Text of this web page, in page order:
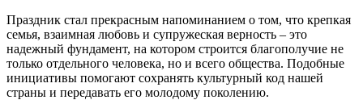
Праздник стал прекрасным напоминанием о том, что крепкая
семья, взаимная любовь и супружеская верность – это
надежный фундамент, на котором строится благополучие не
только отдельного человека, но и всего общества. Подобные
инициативы помогают сохранять культурный код нашей
страны и передавать его молодому поколению.